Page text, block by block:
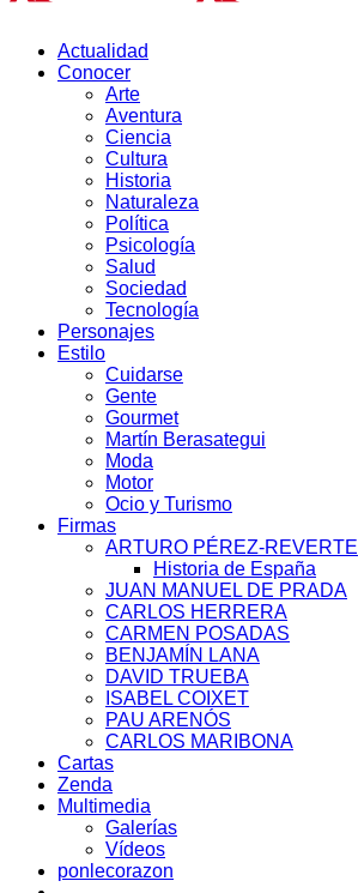
Actualidad
Conocer
Arte
Aventura
Ciencia
Cultura
Historia
Naturaleza
Política
Psicología
Salud
Sociedad
Tecnología
Personajes
Estilo
Cuidarse
Gente
Gourmet
Martín Berasategui
Moda
Motor
Ocio y Turismo
Firmas
ARTURO PÉREZ-REVERTE
Historia de España
JUAN MANUEL DE PRADA
CARLOS HERRERA
CARMEN POSADAS
BENJAMÍN LANA
DAVID TRUEBA
ISABEL COIXET
PAU ARENÓS
CARLOS MARIBONA
Cartas
Zenda
Multimedia
Galerías
Vídeos
ponlecorazon